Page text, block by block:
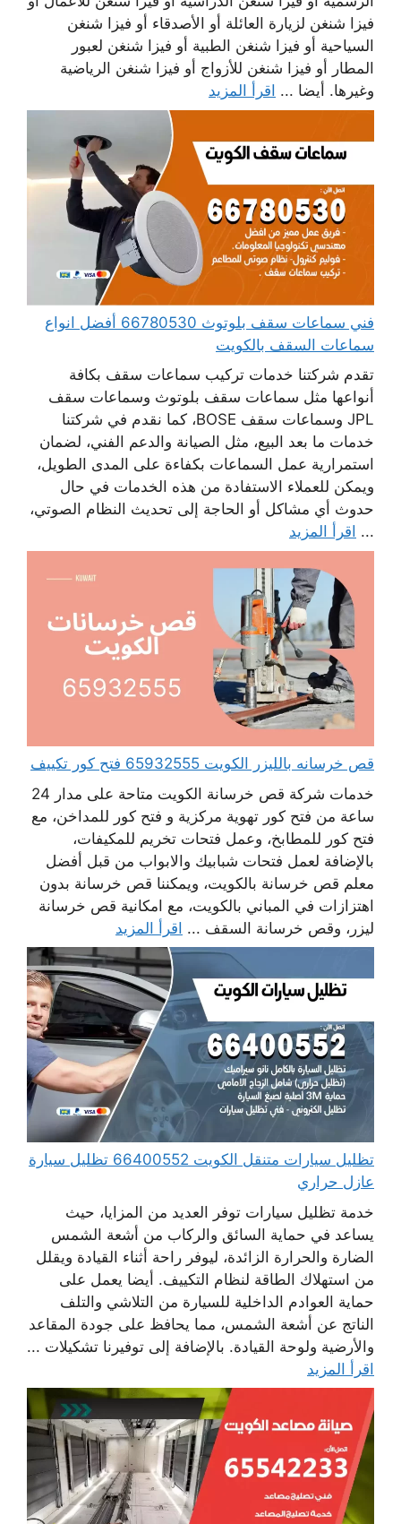
فيزا شنغن لزيارة العائلة أو الأصدقاء أو فيزا شنغن
السياحية أو فيزا شنغن الطبية أو فيزا شنغن لعبور
المطار أو فيزا شنغن للأزواج أو فيزا شنغن الرياضية
وغيرها. أيضا ... اقرأ المزيد
فني سماعات سقف بلوتوث 66780530 أفضل انواع
سماعات السقف بالكويت
تقدم شركتنا خدمات تركيب سماعات سقف بكافة
أنواعها مثل سماعات سقف بلوتوث وسماعات سقف
JPL وسماعات سقف BOSE، كما نقدم في شركتنا
خدمات ما بعد البيع، مثل الصيانة والدعم الفني، لضمان
استمرارية عمل السماعات بكفاءة على المدى الطويل،
ويمكن للعملاء الاستفادة من هذه الخدمات في حال
حدوث أي مشاكل أو الحاجة إلى تحديث النظام الصوتي،
... اقرأ المزيد
قص خرسانه بالليزر الكويت 65932555 فتح كور تكييف
خدمات شركة قص خرسانة الكويت متاحة على مدار 24
ساعة من فتح كور تهوية مركزية و فتح كور للمداخن، مع
فتح كور للمطابخ، وعمل فتحات تخريم للمكيفات،
بالإضافة لعمل فتحات شبابيك والابواب من قبل أفضل
معلم قص خرسانة بالكويت، ويمكننا قص خرسانة بدون
اهتزازات في المباني بالكويت، مع امكانية قص خرسانة
ليزر، وقص خرسانة السقف ... اقرأ المزيد
تظليل سيارات متنقل الكويت 66400552 تظليل سيارة
عازل حراري
خدمة تظليل سيارات توفر العديد من المزايا، حيث
يساعد في حماية السائق والركاب من أشعة الشمس
الضارة والحرارة الزائدة، ليوفر راحة أثناء القيادة ويقلل
من استهلاك الطاقة لنظام التكييف. أيضا يعمل على
حماية العوادم الداخلية للسيارة من التلاشي والتلف
الناتج عن أشعة الشمس، مما يحافظ على جودة المقاعد
والأرضية ولوحة القيادة. بالإضافة إلى توفيرنا تشكيلات ...
اقرأ المزيد